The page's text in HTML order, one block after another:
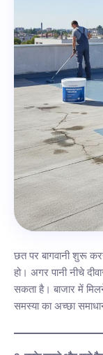
छत पर बागवानी शुरू
हो। अगर पानी नीचे
सकता है। बाजार में
समस्या का अच्छा